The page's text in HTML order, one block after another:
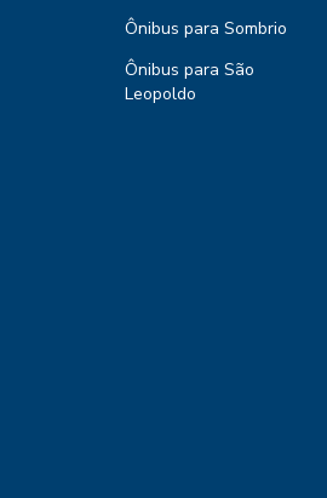
Ônibus para Sombrio
Ônibus para São
Leopoldo